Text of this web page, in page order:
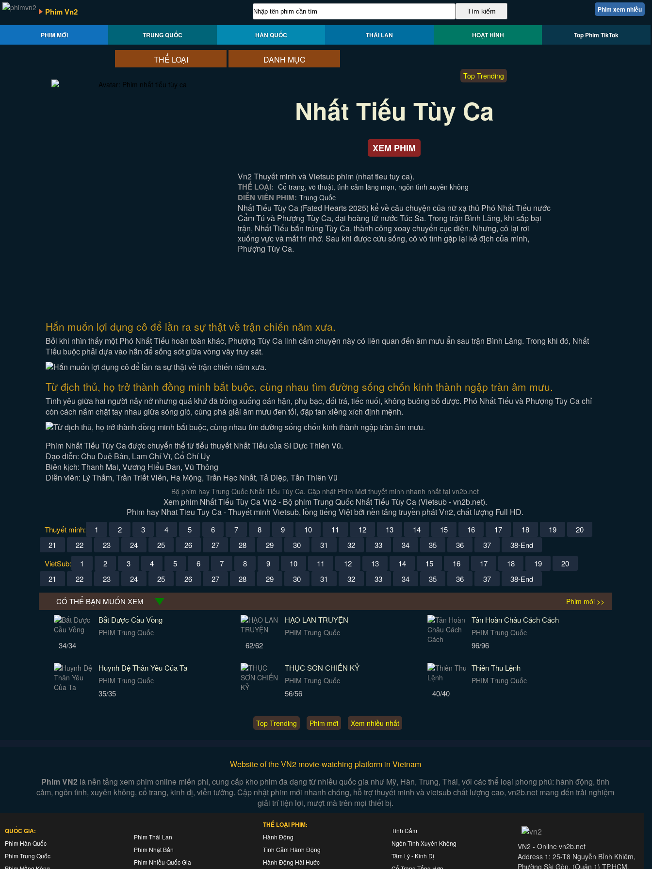
Phim xem nhiều
Phim Vn2
PHIM MỚI TRUNG QUỐC HÀN QUỐC THÁI LAN HOẠT HÌNH Top Phim TikTok
THỂ LOẠI DANH MỤC
Top Trending
Nhất Tiếu Tùy Ca
XEM PHIM
Vn2 Thuyết minh và Vietsub phim (nhat tieu tuy ca).
THỂ LOẠI: Cổ trang, võ thuật, tình cảm lãng mạn, ngôn tình xuyên không
DIỄN VIÊN PHIM: Trung Quốc
Nhất Tiếu Tùy Ca (Fated Hearts 2025) kể về câu chuyện của nữ xạ thủ Phó Nhất Tiếu nước
Cẩm Tú và Phượng Tùy Ca, đại hoàng tử nước Túc Sa. Trong trận Bình Lăng, khi sắp bại
trận, Nhất Tiếu bắn trúng Tùy Ca, thành công xoay chuyển cục diện. Nhưng, cô lại rơi
xuống vực và mất trí nhớ. Sau khi được cứu sống, cô vô tình gặp lại kẻ địch của mình,
Phượng Tùy Ca.
Hắn muốn lợi dụng cô để lần ra sự thật về trận chiến năm xưa.
Bởi khi nhìn thấy một Phó Nhất Tiếu hoàn toàn khác, Phượng Tùy Ca linh cảm chuyện này có liên quan đến âm mưu ẩn sau trận Bình Lăng. Trong khi đó, Nhất
Tiếu buộc phải dựa vào hắn để sống sót giữa vòng vây truy sát.
Từ địch thủ, họ trở thành đồng minh bắt buộc, cùng nhau tìm đường sống chốn kinh thành ngập tràn âm mưu.
Tình yêu giữa hai người nảy nở nhưng quá khứ đã trồng xuống oán hận, phụ bạc, dối trá, tiếc nuối, không buông bỏ được. Phó Nhất Tiếu và Phượng Tùy Ca chỉ
còn cách nắm chặt tay nhau giữa sóng gió, cùng phá giải âm mưu đen tối, đập tan xiềng xích định mệnh.
Phim Nhất Tiếu Tùy Ca được chuyển thể từ tiểu thuyết Nhất Tiếu của Sí Dực Thiên Vũ.
Đạo diễn: Chu Duệ Bân, Lam Chí Vĩ, Cổ Chí Uy
Biên kịch: Thanh Mai, Vương Hiểu Đan, Vũ Thông
Diễn viên: Lý Thấm, Trần Triết Viễn, Hạ Mộng, Trần Hạc Nhất, Tả Diệp, Tần Thiên Vũ
Bộ phim hay Trung Quốc Nhất Tiếu Tùy Ca. Cập nhật Phim Mới thuyết minh nhanh nhất tại vn2b.net
Xem phim Nhất Tiếu Tùy Ca Vn2 - Bộ phim Trung Quốc Nhất Tiếu Tùy Ca (Vietsub - vn2b.net).
Phim hay Nhat Tieu Tuy Ca - Thuyết minh Vietsub, lồng tiếng Việt bởi nền tảng truyền phát Vn2, chất lượng Full HD.
Thuyết minh: 1 2 3 4 5 6 7 8 9 10 11 12 13 14 15 16 17 18 19
20
21
22 23 24 25 26 27 28 29 30 31 32 33 34 35 36 37
38-End
VietSub:
1 2 3 4 5 6 7 8 9 10 11 12 13 14 15 16 17 18 19
20
21
22 23 24 25 26 27 28 29 30 31 32 33 34 35 36 37 38-End
CÓ THỂ BẠN MUỐN XEM Phim mới >>
Bắt Được Cầu Vồng
PHIM Trung Quốc
34/34
HẠO LAN TRUYỆN
PHIM Trung Quốc
62/62
Tân Hoàn Châu Cách Cách
PHIM Trung Quốc
96/96
Huynh Đệ Thân Yêu Của Ta
PHIM Trung Quốc
35/35
THỤC SƠN CHIẾN KỶ
PHIM Trung Quốc
56/56
Thiên Thu Lệnh
PHIM Trung Quốc
40/40
Top Trending Phim mới Xem nhiều nhất
Website of the VN2 movie-watching platform in Vietnam
Phim VN2 là nền tảng xem phim online miễn phí, cung cấp kho phim đa dạng từ nhiều quốc gia như Mỹ, Hàn, Trung, Thái, với các thể loại phong phú: hành động, tình
cảm, ngôn tình, xuyên không, cổ trang, kinh dị, viễn tưởng. Cập nhật phim mới nhanh chóng, hỗ trợ thuyết minh và vietsub chất lượng cao, vn2b.net mang đến trải nghiệm
giải trí tiện lợi, mượt mà trên mọi thiết bị.
QUỐC GIA:
Phim Hàn Quốc
Phim Trung Quốc
Phim Thái Lan
Phim Nhật Bản
Phim Nhiều Quốc Gia
THỂ LOẠI PHIM:
Hành Động
Tình Cảm Hành Động
Hành Động Hài Hước
Tình Cảm
Ngôn Tình Xuyên Không
Tâm Lý - Kinh Dị
VN2 - Online vn2b.net
Address 1: 25-T8 Nguyễn Bỉnh Khiêm,
Phường Sài Gòn, (Quận 1) TP.HCM.